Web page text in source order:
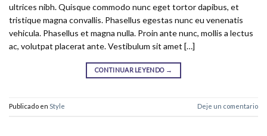
ultrices nibh. Quisque commodo nunc eget tortor dapibus, et
tristique magna convallis. Phasellus egestas nunc eu venenatis
vehicula. Phasellus et magna nulla. Proin ante nunc, mollis a lectus
ac, volutpat placerat ante. Vestibulum sit amet […]
CONTINUAR LEYENDO →
Publicado en Style Deje un comentario